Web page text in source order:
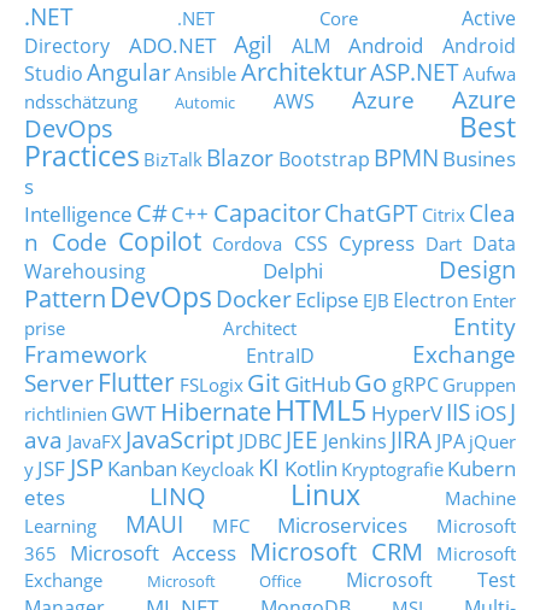
.NET .NET Core
Active
Directory
ADO.NET Agil ALM Android
Android
StudioAngularAnsible ArchitekturASP.NETAufwa
ndsschätzung
Automic AWS Azure
Azure
DevOps
Best
Practices BizTalk Blazor Bootstrap BPMN Busines
s
Intelligence C#C++ CapacitorChatGPT Citrix Clea
n Code Copilot Cordova CSS Cypress Dart Data
Warehousing
Delphi
Design
Pattern DevOps DockerEclipse EJB Electron Enter
prise Architect
Entity
Framework
EntraID
Exchange
Server Flutter FSLogix Git GitHubGo gRPC Gruppen
richtlinien GWT HibernateHTML5 HyperVIIS iOSJ
ava JavaFX JavaScript JDBC JEE Jenkins JIRA JPA jQuer
y JSF JSP Kanban Keycloak KI Kotlin Kryptografie Kubern
etes
LINQ Linux
Machine
Learning
MAUI MFC Microservices
Microsoft
365
Microsoft Access Microsoft CRM
Microsoft
Exchange
Microsoft Office
Microsoft Test